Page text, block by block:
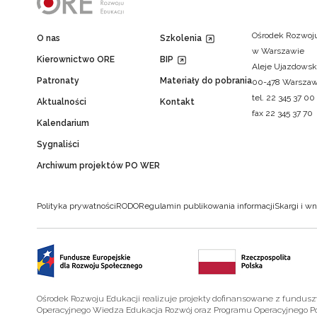
O nas
Kierownictwo ORE
Patronaty
Aktualności
Kalendarium
Sygnaliści
Archiwum projektów PO WER
Szkolenia
BIP
Materiały do pobrania
Kontakt
Ośrodek
w Warszawie
Aleje
00-478
tel. 22 345 37 00
fax 22 345 37 70
Polityka prywatnościRODORegulamin publikowania informacjiSkargi i
Ośrodek Rozwoju Edukacji realizuje projekty dofinansowane z
Operacyjnego Wiedza Edukacja Rozwój oraz Programu Operacyjnego